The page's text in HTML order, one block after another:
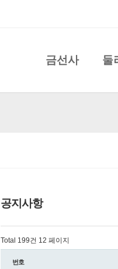
금선사 둘
공지사항
Total 199건 12 페이지
번호